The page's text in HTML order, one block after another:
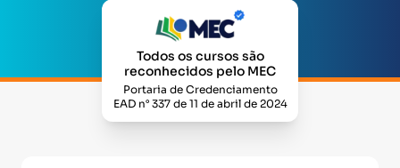
Todos os cursos são
reconhecidos pelo MEC
Portaria de Credenciamento
EAD n° 337 de 11 de abril de 2024